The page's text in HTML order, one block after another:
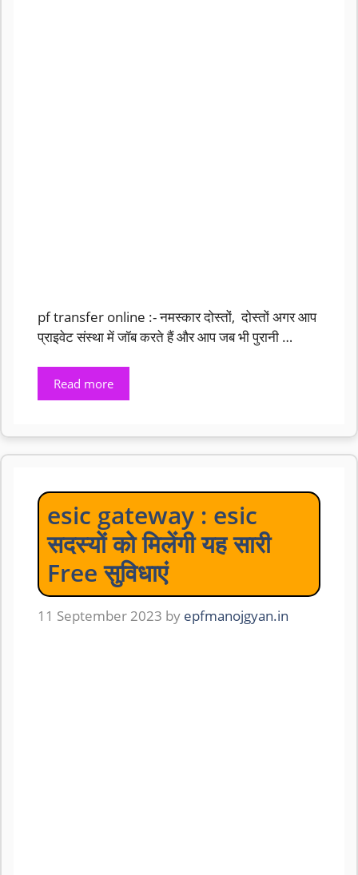
pf transfer online :- नमस्कार दोस्तों, दोस्तों अगर आप
प्राइवेट संस्था में जॉब करते हैं और आप जब भी पुरानी …
Read more
esic gateway : esic
सदस्यों को मिलेंगी यह सारी
Free सुविधाएं
11 September 2023 by epfmanojgyan.in